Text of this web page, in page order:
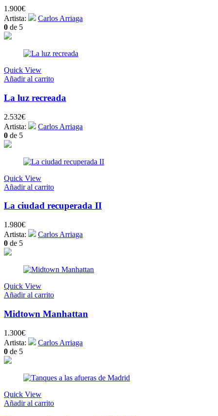
1.900€
Artista:
Carlos Arriaga
0 de 5
Quick View
Añadir al carrito
La luz recreada
2.532€
Artista:
Carlos Arriaga
0 de 5
Quick View
Añadir al carrito
La ciudad recuperada II
1.980€
Artista:
Carlos Arriaga
0 de 5
Quick View
Añadir al carrito
Midtown Manhattan
1.300€
Artista:
Carlos Arriaga
0 de 5
Quick View
Añadir al carrito